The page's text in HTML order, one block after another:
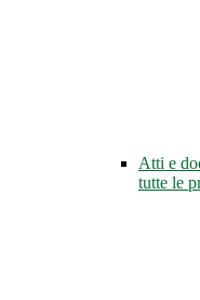
Atti e
tutte le